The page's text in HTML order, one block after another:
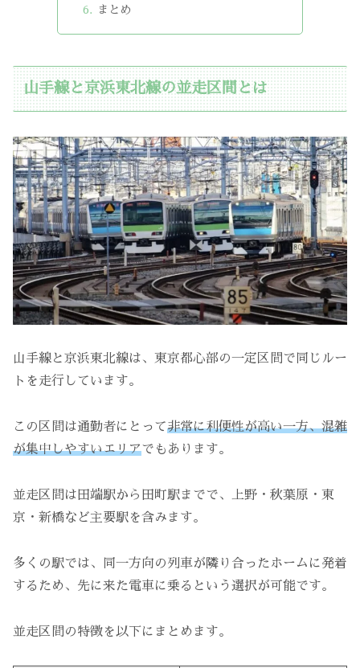
まとめ
山手線と京浜東北線の並走区間とは
山手線と京浜東北線は、東京都心部の一定区間で同じルー
トを走行しています。
この区間は通勤者にとって非常に利便性が高い一方、混雑
が集中しやすいエリアでもあります。
並走区間は田端駅から田町駅までで、上野・秋葉原・東
京・新橋など主要駅を含みます。
多くの駅では、同一方向の列車が隣り合ったホームに発着
するため、先に来た電車に乗るという選択が可能です。
並走区間の特徴を以下にまとめます。